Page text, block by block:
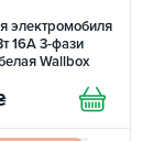
электромобиля
16A 3-фази
Wallbox